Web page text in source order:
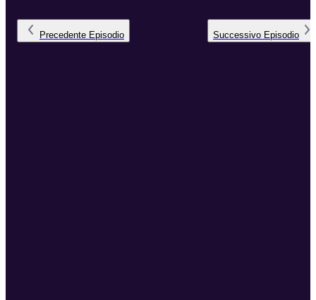
Precedente Episodio Successivo Episodio